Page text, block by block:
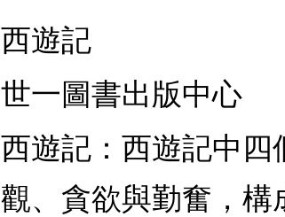
西遊記
世一圖書出版中心
西遊記：西遊記中四
觀、貪欲與勤奮，構